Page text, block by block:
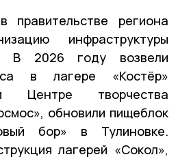
региона
инфраструктуры
В 2026 году возвели
в лагере «Костёр»
творчества
обновили пищеблок
бор» в Тулиновке.
лагерей «Сокол»,